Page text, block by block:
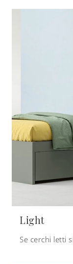
Light